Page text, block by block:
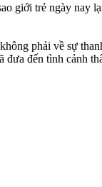
giới trẻ ngày nay
phải về sự
đến tình cảnh